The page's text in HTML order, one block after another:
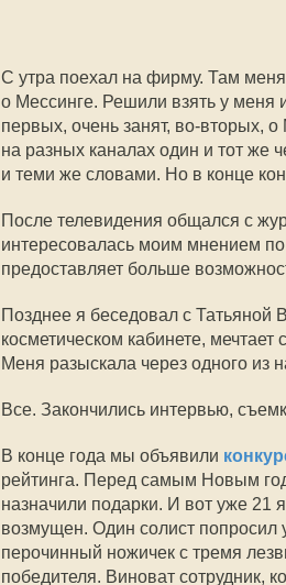
С утра поехал на фирму. Там
о Мессинге. Решили взять у меня
первых, очень занят, во-вторых,
на разных каналах один и тот же
и теми же словами. Но в конце
После телевидения общался с
интересовалась моим мнением
предоставляет больше
Позднее я беседовал с Татьяной
косметическом кабинете,
Меня разыскала через одного
Все. Закончились интервью,
В конце года мы объявили
рейтинга. Перед самым Новым
назначили подарки. И вот уже 21
возмущен. Один солист
перочинный ножичек с тремя
победителя. Виноват сотрудник,